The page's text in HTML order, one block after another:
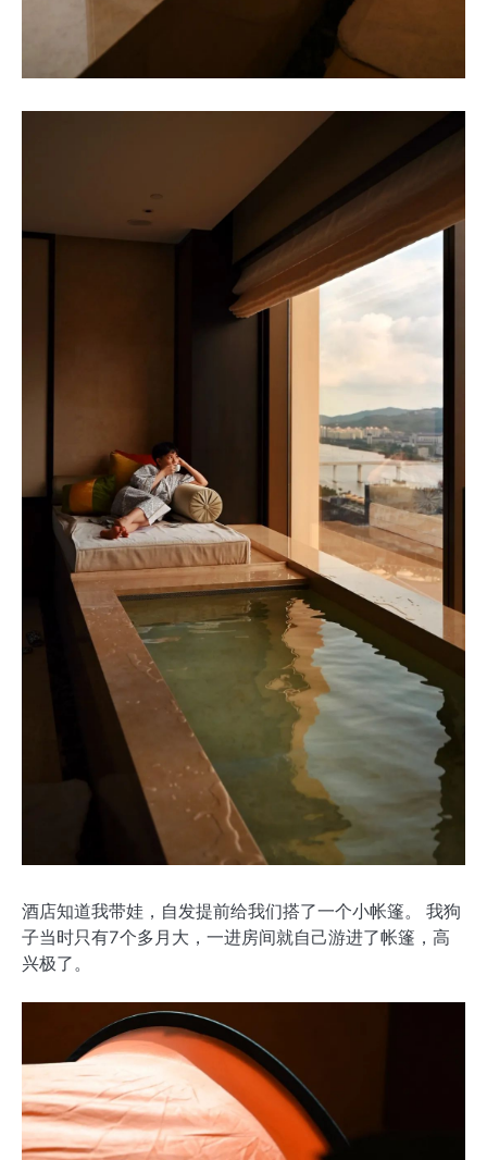
酒店知道我带娃，自发提前给我们搭了一个小帐篷。 我狗
子当时只有7个多月大，一进房间就自己游进了帐篷，高
兴极了。